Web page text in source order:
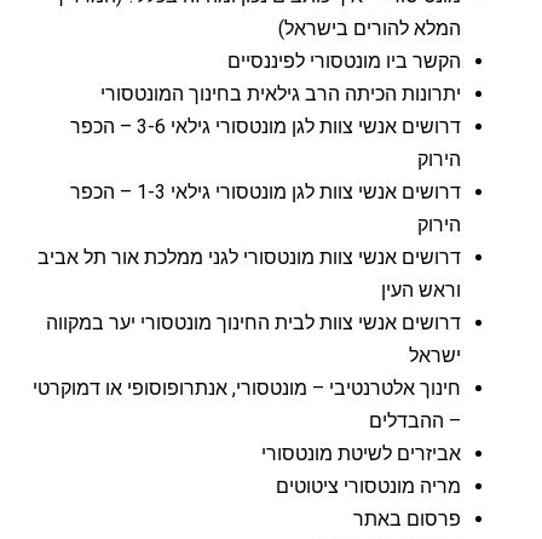
המלא להורים בישראל)
הקשר ביו מונטסורי לפיננסיים
יתרונות הכיתה הרב גילאית בחינוך המונטסורי
דרושים אנשי צוות לגן מונטסורי גילאי 3-6 – הכפר
הירוק
דרושים אנשי צוות לגן מונטסורי גילאי 1-3 – הכפר
הירוק
דרושים אנשי צוות מונטסורי לגני ממלכת אור תל אביב
וראש העין
דרושים אנשי צוות לבית החינוך מונטסורי יער במקווה
ישראל
חינוך אלטרנטיבי – מונטסורי, אנתרופוסופי או דמוקרטי
– ההבדלים
אביזרים לשיטת מונטסורי
מריה מונטסורי ציטוטים
פרסום באתר